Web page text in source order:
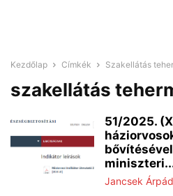
Kezdőlap Címkék Szakellátás
szakellátás
51/2025.
Jancsek Árpád